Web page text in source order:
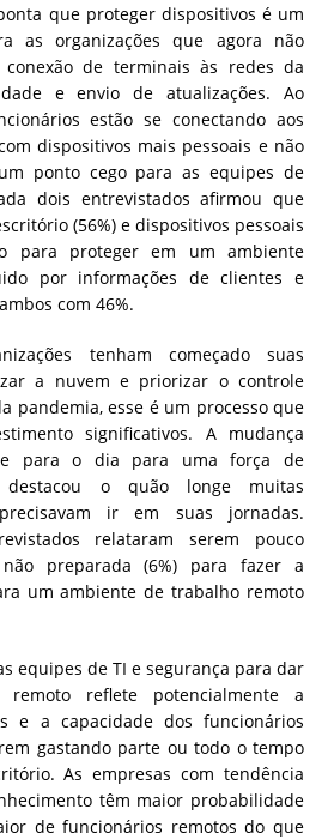
que proteger dispositivos é um
as organizações que agora não
de terminais às redes da
e envio de atualizações. Ao
estão se conectando aos
dispositivos mais pessoais e não
ponto cego para as equipes de
dois entrevistados afirmou que
(56%) e dispositivos pessoais
para proteger em um ambiente
por informações de clientes e
com 46%.
tenham começado suas
a nuvem e priorizar o controle
pandemia, esse é um processo que
significativos. A mudança
para o dia para uma força de
destacou o quão longe muitas
ir em suas jornadas.
relataram serem pouco
preparada (6%) para fazer a
um ambiente de trabalho remoto
equipes de TI e segurança para dar
reflete potencialmente a
e a capacidade dos funcionários
gastando parte ou todo o tempo
As empresas com tendência
têm maior probabilidade
de funcionários remotos do que